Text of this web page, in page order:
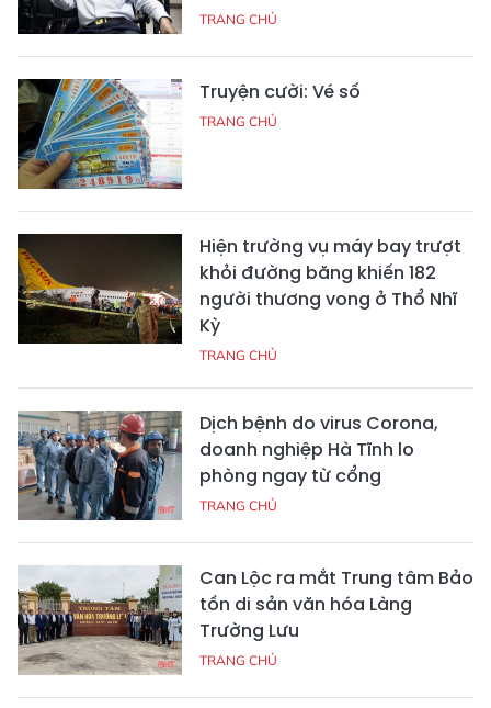
TRANG CHỦ
Truyện cười: Vé số
TRANG CHỦ
Hiện trường vụ máy bay trượt
khỏi đường băng khiến 182
người thương vong ở Thổ Nhĩ
Kỳ
TRANG CHỦ
Dịch bệnh do virus Corona,
doanh nghiệp Hà Tĩnh lo
phòng ngay từ cổng
TRANG CHỦ
Can Lộc ra mắt Trung tâm Bảo
tồn di sản văn hóa Làng
Trường Lưu
TRANG CHỦ